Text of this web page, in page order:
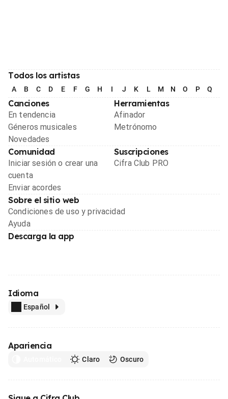
Todos los artistas
A B C D E F G H I J K L M N O P Q
Canciones
En tendencia
Géneros musicales
Novedades
Herramientas
Afinador
Metrónomo
Comunidad
Iniciar sesión o crear una
cuenta
Enviar acordes
Suscripciones
Cifra Club PRO
Sobre el sitio web
Condiciones de uso y privacidad
Ayuda
Descarga la app
Idioma
Español
Apariencia
Claro Oscuro